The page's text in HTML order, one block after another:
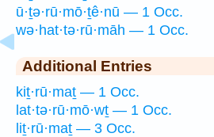
ū·ṯə·rū·mō·ṯê·nū — 1 Occ.
wə·hat·tə·rū·māh — 1 Occ.
Additional Entries
kiṯ·rū·maṯ — 1 Occ.
lat·tə·rū·mō·wṯ — 1 Occ.
liṯ·rū·maṯ — 3 Occ.